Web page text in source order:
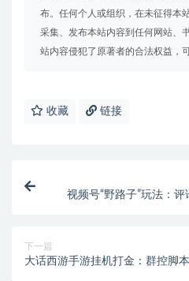
布。任何个人或组织，在未征得本
采集、发布本站内容到任何网站、
站内容侵犯了原著者的合法权益，
收藏 链接
视频号“野路子”玩法：
下一篇
大话西游手游挂机打金：群控脚